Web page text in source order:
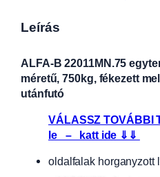
Leírás
ALFA-B 22011MN.75
méretű, 750kg, fékezett
utánfutó
VÁLASSZ TOVÁBBI
le – katt ide ⇓⇓
oldalfalak horganyzott